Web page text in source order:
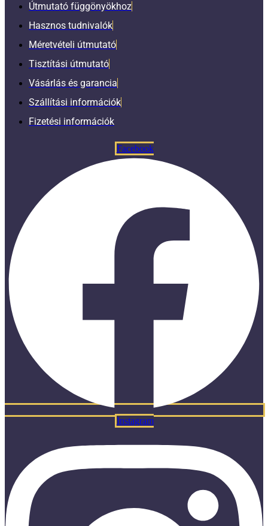
Útmutató függönyökhoz
Hasznos tudnivalók
Méretvételi útmutató
Tisztítási útmutató
Vásárlás és garancia
Szállítási információk
Fizetési információk
Facebook
Instagram